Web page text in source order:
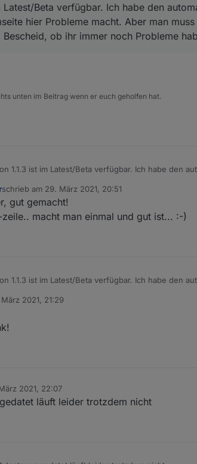
Latest/Beta verfügbar. Ich habe den
hier Probleme macht. Aber man
ob ihr immer noch Probleme
unten im Beitrag wenn er euch geholfen hat.
1.1.3 ist im Latest/Beta verfügbar. Ich habe den
ob ihr immer noch Probleme habt.
schrieb am 29. März 2021, 20:51
zuletzt editiert von
gut gemacht!
macht man einmal und gut ist... :-)
1.1.3 ist im Latest/Beta verfügbar. Ich habe den
ob ihr immer noch Probleme habt.
2021, 21:29
2021, 22:07
läuft leider trotzdem nicht